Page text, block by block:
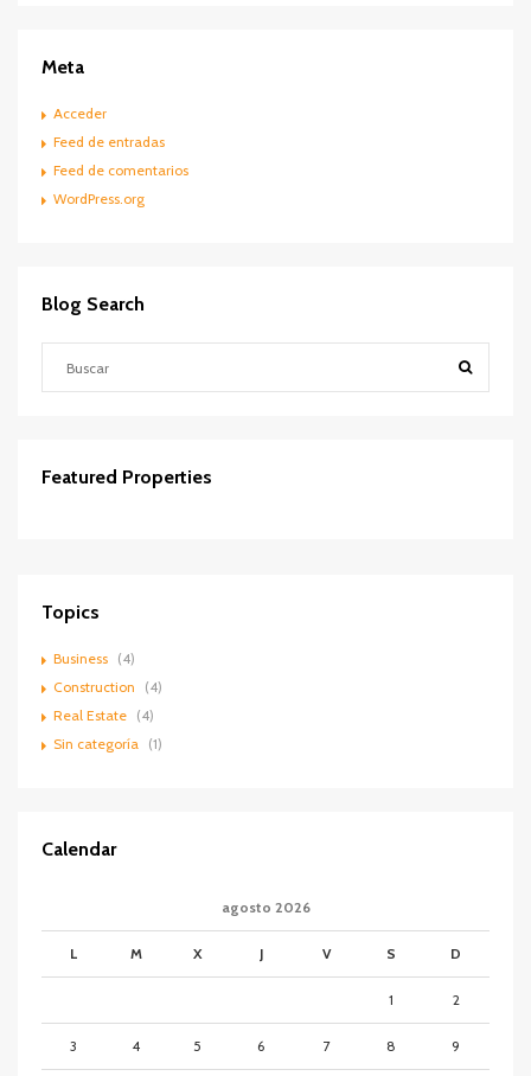
Meta
Acceder
Feed de entradas
Feed de comentarios
WordPress.org
Blog Search
Featured Properties
Topics
Business (4)
Construction
(4)
Real Estate (4)
Sin categoría (1)
Calendar
agosto 2026
L M X J V S D
1 2
3 4 5 6 7 8 9